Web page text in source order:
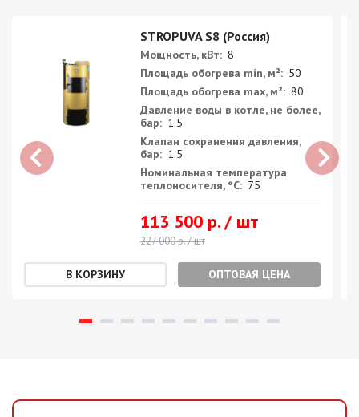
STROPUVA S8 (Россия)
Мощность, кВт: 8
Площадь обогрева min, м²: 50
Площадь обогрева max, м²: 80
Давление воды в котле, не более,
бар: 1.5
Клапан сохранения давления,
бар: 1.5
Номинальная температура
теплоносителя, °С: 75
113 500 р. / шт
227 000 р. / шт
ОПТОВАЯ ЦЕНА